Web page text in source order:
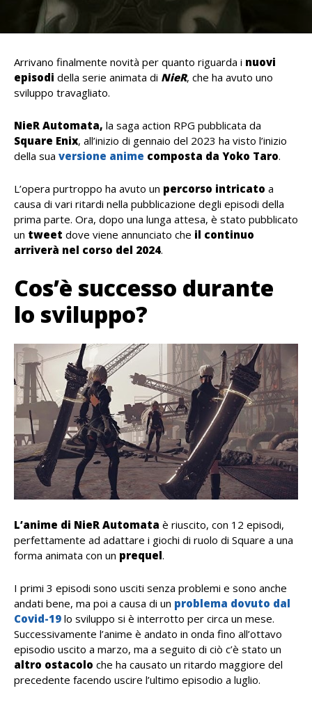
Arrivano finalmente novità per quanto riguarda i nuovi
episodi della serie animata di NieR, che ha avuto uno
sviluppo travagliato.
NieR Automata, la saga action RPG pubblicata da
Square Enix, all’inizio di gennaio del 2023 ha visto l’inizio
della sua versione anime composta da Yoko Taro.
L’opera purtroppo ha avuto un percorso intricato a
causa di vari ritardi nella pubblicazione degli episodi della
prima parte. Ora, dopo una lunga attesa, è stato pubblicato
un tweet dove viene annunciato che il continuo
arriverà nel corso del 2024.
Cos’è successo durante
lo sviluppo?
L’anime di NieR Automata è riuscito, con 12 episodi,
perfettamente ad adattare i giochi di ruolo di Square a una
forma animata con un prequel.
I primi 3 episodi sono usciti senza problemi e sono anche
andati bene, ma poi a causa di un problema dovuto dal
Covid-19 lo sviluppo si è interrotto per circa un mese.
Successivamente l’anime è andato in onda fino all’ottavo
episodio uscito a marzo, ma a seguito di ciò c’è stato un
altro ostacolo che ha causato un ritardo maggiore del
precedente facendo uscire l’ultimo episodio a luglio.